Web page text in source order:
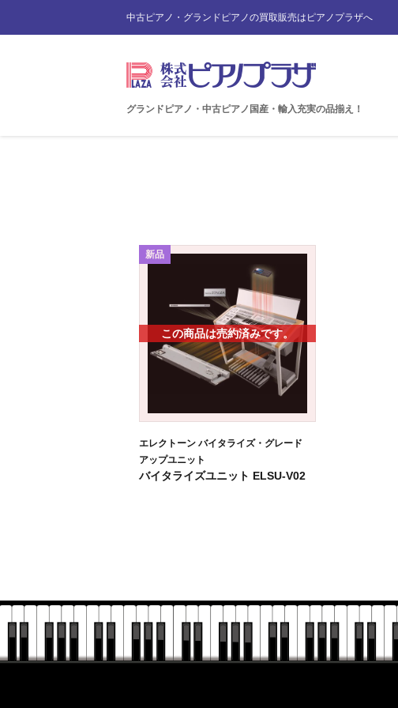
中古ピアノ・グランドピアノの買取販売はピアノプラザへ
グランドピアノ・中古ピアノ国産・輸入充実の品揃え！
この商品は売約済みです。
新品
エレクトーン バイタライズ・グレード
アップユニット
バイタライズユニット ELSU-V02